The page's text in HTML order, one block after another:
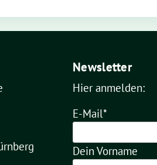
Newsletter
Hier anmelden:
E-Mail*
Dein Vorname